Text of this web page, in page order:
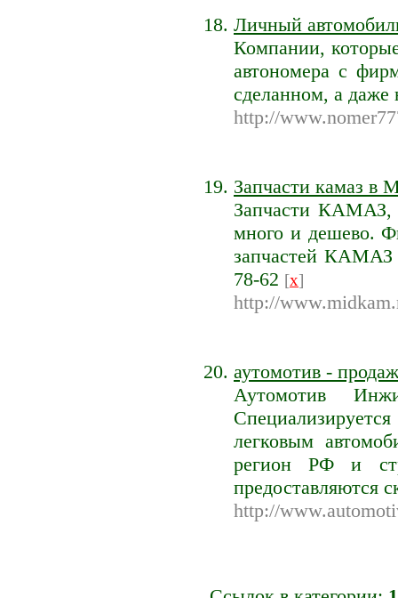
Личный
Компании,
автономера с
сделанном, а даже
http://
Запчасти камаз
Запчасти
много и дешево.
запчастей КАМАЗ
78-62 [x]
http://
аутомотив -
Аутомотив
легковым
регион РФ и
предоставляются
http://